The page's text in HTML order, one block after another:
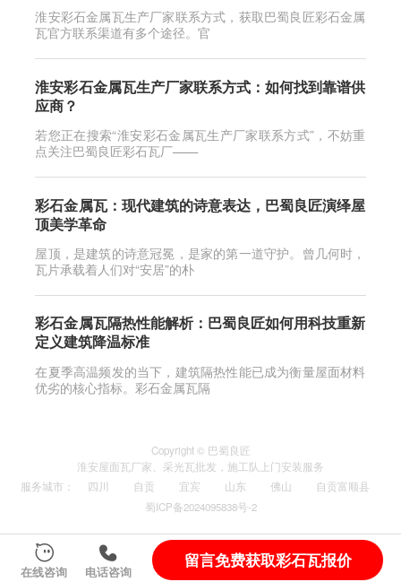
淮安彩石金属瓦生产厂家联系方式，获取巴蜀良匠彩石金属
瓦官方联系渠道有多个途径。官
淮安彩石金属瓦生产厂家联系方式：如何找到靠谱供
应商？
若您正在搜索“淮安彩石金属瓦生产厂家联系方式”，不妨重
点关注巴蜀良匠彩石瓦厂——
彩石金属瓦：现代建筑的诗意表达，巴蜀良匠演绎屋
顶美学革命
屋顶，是建筑的诗意冠冕，是家的第一道守护。曾几何时，
瓦片承载着人们对“安居”的朴
彩石金属瓦隔热性能解析：巴蜀良匠如何用科技重新
定义建筑降温标准
在夏季高温频发的当下，建筑隔热性能已成为衡量屋面材料
优劣的核心指标。彩石金属瓦隔
Copyright © 巴蜀良匠
淮安屋面瓦厂家 采光瓦批发，施工队上门安装服务
服务城市 ： 四川 自贡 宜宾 山东 佛山
自贡富顺县
蜀ICP备2024095838号-2
在线咨询 电话咨询
留言免费获取彩石瓦报价